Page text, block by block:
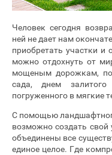
Человек сегодня
ней не дает нам
приобретать участки и
можно отдохнуть от
мощеным дорожкам,
сада, днем
погруженного в мягкие
С помощью
возможно создать
объединены все
единое целое. Где